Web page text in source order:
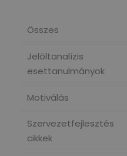
Összes
Jelöltanalízis
esettanulmányok
Motiválás
Szervezetfejlesztés
cikkek